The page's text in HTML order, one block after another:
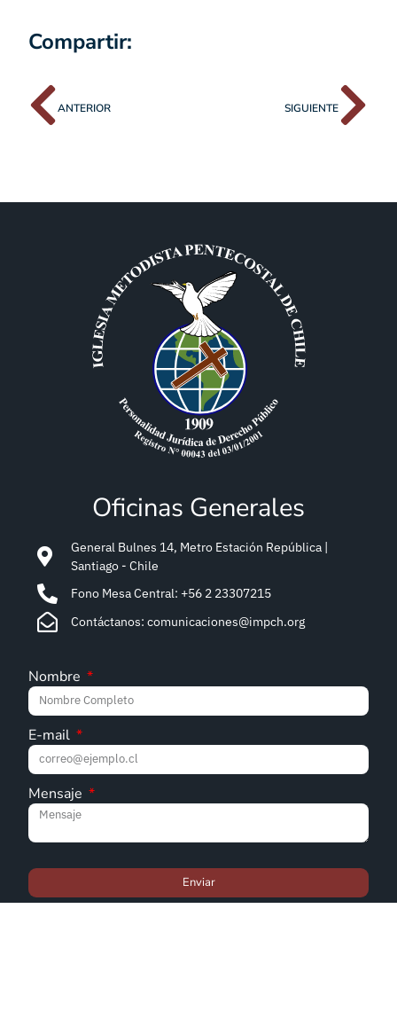
Compartir:
ANTERIOR SIGUIENTE
Oficinas Generales
General Bulnes 14, Metro Estación República |
Santiago - Chile
Fono Mesa Central: +56 2 23307215
Contáctanos: comunicaciones@impch.org
Nombre
E-mail
Mensaje
Enviar